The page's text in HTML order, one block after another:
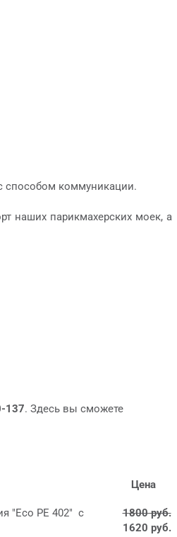
способом коммуникации.
наших парикмахерских моек, а
137. Здесь вы сможете
Цена
"Eco PE 402" с
1800 руб.
1620 руб.